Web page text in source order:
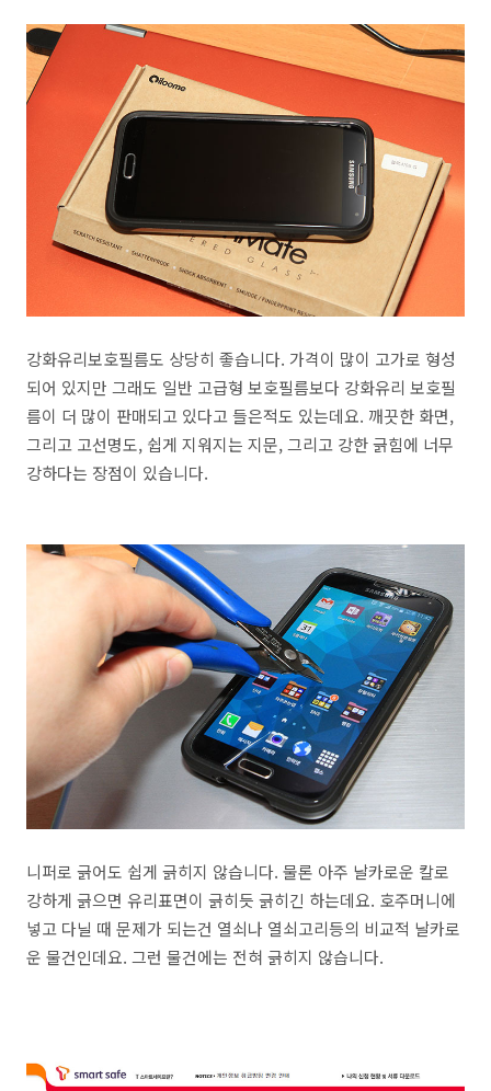
강화유리보호필름도 상당히 좋습니다. 가격이 많이 고가로 형성
되어 있지만 그래도 일반 고급형 보호필름보다 강화유리 보호필
름이 더 많이 판매되고 있다고 들은적도 있는데요. 깨끗한 화면,
그리고 고선명도, 쉽게 지워지는 지문, 그리고 강한 긁힘에 너무
강하다는 장점이 있습니다.
니퍼로 긁어도 쉽게 긁히지 않습니다. 물론 아주 날카로운 칼로
강하게 긁으면 유리표면이 긁히듯 긁히긴 하는데요. 호주머니에
넣고 다닐 때 문제가 되는건 열쇠나 열쇠고리등의 비교적 날카로
운 물건인데요. 그런 물건에는 전혀 긁히지 않습니다.